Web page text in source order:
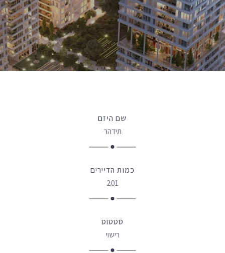
שם היזם
תידהר
כמות הדיירים
201
סטטוס
רישוי